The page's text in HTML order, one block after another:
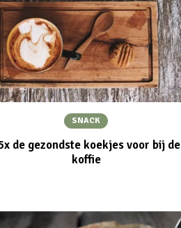
SNACK
de gezondste koekjes voor bij de
koffie